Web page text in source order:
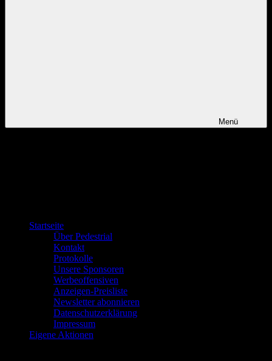
Menü
Startseite
Über Pedestrial
Kontakt
Protokolle
Unsere Sponsoren
Werbeoffensiven
Anzeigen-Preisliste
Newsletter abonnieren
Datenschutzerklärung
Impressum
Eigene Aktionen